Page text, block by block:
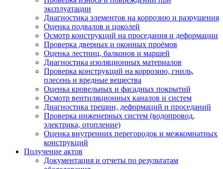
эксплуатации
Диагностика элементов на коррозию и разрушения
Оценка подвалов и цоколей
Осмотр конструкций на проседания и деформации
Проверка дверных и оконных проёмов
Оценка лестниц, балконов и маршей
Диагностика изоляционных материалов
Проверка конструкций на коррозию, гниль,
плесень и вредные вещества
Оценка кровельных и фасадных покрытий
Осмотр вентиляционных каналов и систем
Диагностика трещин, деформаций и проседаний
Проверка инженерных систем (водопровод,
электрика, отопление)
Оценка внутренних перегородок и межкомнатных
конструкций
Получение актов
Документация и отчеты по результатам